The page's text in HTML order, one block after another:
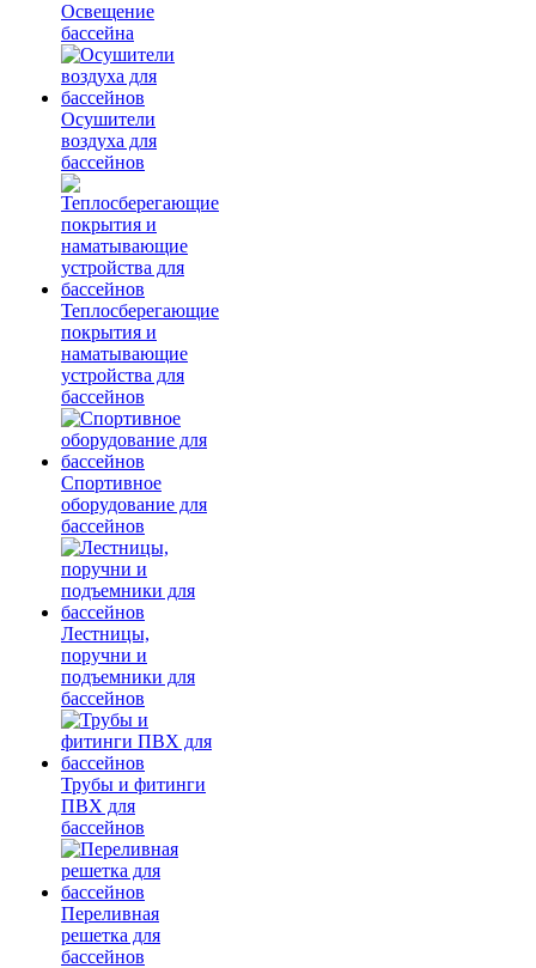
Освещение
бассейна
Осушители
воздуха для
бассейнов
Теплосберегающие
покрытия и
наматывающие
устройства для
бассейнов
Спортивное
оборудование для
бассейнов
Лестницы,
поручни и
подъемники для
бассейнов
Трубы и фитинги
ПВХ для
бассейнов
Переливная
решетка для
бассейнов